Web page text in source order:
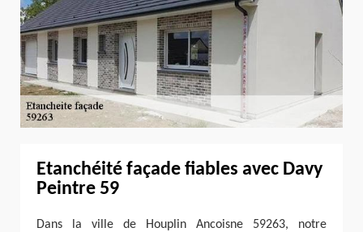
Etanchéité façade fiables avec Davy
Peintre 59
Dans la ville de Houplin Ancoisne 59263, notre